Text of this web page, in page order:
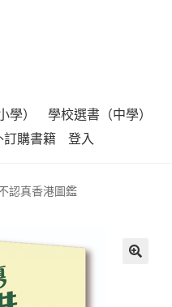
學） 學校選書（中學）
訂購書籍 登入
認真香港圖鑑